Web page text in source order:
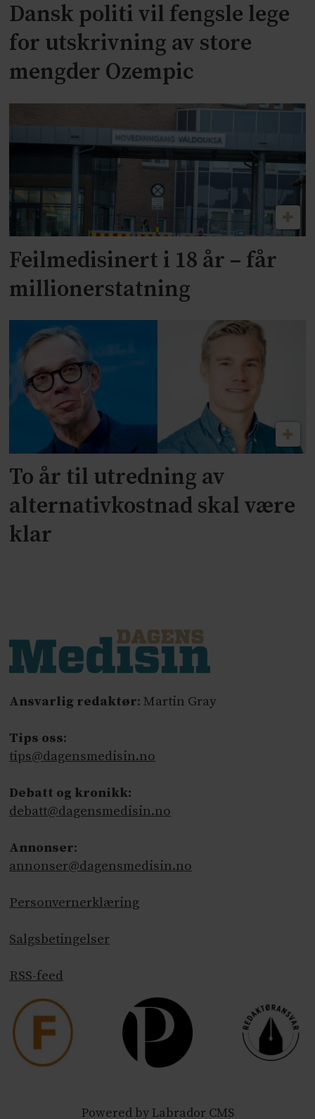
Dansk politi vil fengsle lege
for utskrivning av store
mengder Ozempic
Feilmedisinert i 18 år – får
millionerstatning
To år til utredning av
alternativkostnad skal være
klar
Ansvarlig redaktør: Martin Gray
Tips oss:
tips@dagensmedisin.no
Debatt og kronikk:
debatt@dagensmedisin.no
Annonser:
annonser@dagensmedisin.no
Personvernerklæring
Salgsbetingelser
RSS-feed
Powered by Labrador CMS